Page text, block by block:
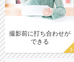
撮影前に打ち合わせが
できる